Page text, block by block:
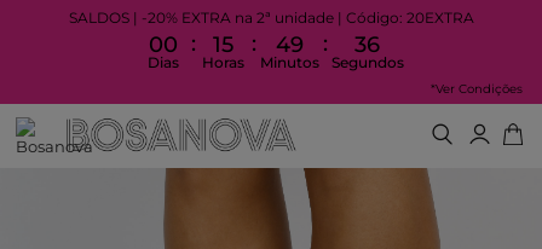
SALDOS | -20% EXTRA na 2ª unidade | Código: 20EXTRA
00
Dias
: 15
Horas
: 49
Minutos
: 35
Segundos
*Ver Condições